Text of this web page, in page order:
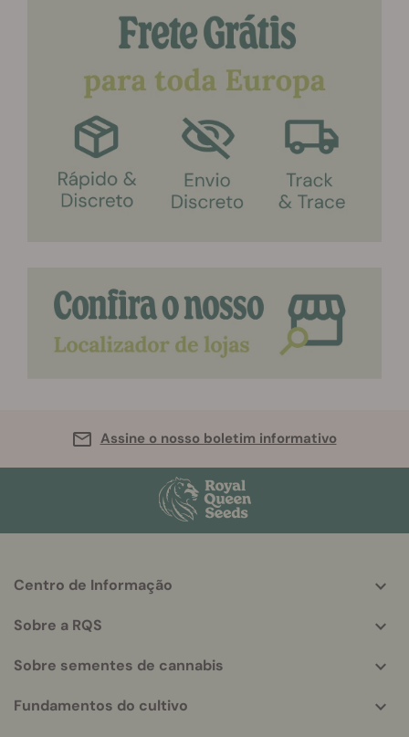
Assine o nosso boletim informativo
info
Centro de Informação
Sobre a RQS
Sobre sementes de cannabis
Fundamentos do cultivo